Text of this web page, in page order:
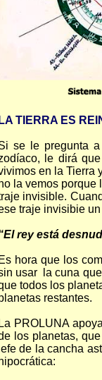
LA TIERRA ES
se le pregunta
le dirá
en la Tierra
la vemos porque
invisible.
traje invisibie
rey está
Es hora que los
usar la cuna
todos los
restantes.
La PROLUNA
los planetas,
de la cancha
hipocrática: